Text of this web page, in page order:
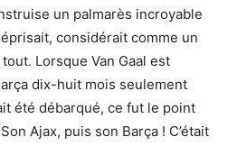
un palmarès incroyable
considérait comme un
Lorsque Van Gaal est
dix-huit mois seulement
été débarqué, ce fut le point
Ajax, puis son Barça ! C’était